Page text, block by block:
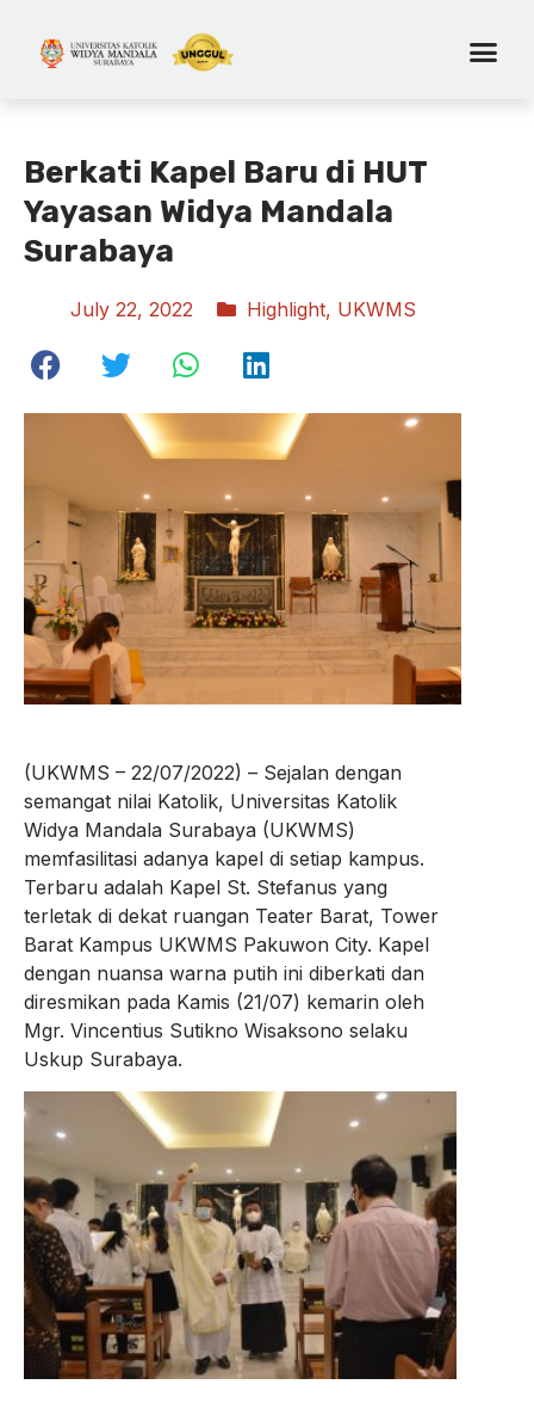
Berkati Kapel Baru di HUT
Yayasan Widya Mandala
Surabaya
July 22, 2022 Highlight, UKWMS
(UKWMS – 22/07/2022) – Sejalan dengan
semangat nilai Katolik, Universitas Katolik
Widya Mandala Surabaya (UKWMS)
memfasilitasi adanya kapel di setiap kampus.
Terbaru adalah Kapel St. Stefanus yang
terletak di dekat ruangan Teater Barat, Tower
Barat Kampus UKWMS Pakuwon City. Kapel
dengan nuansa warna putih ini diberkati dan
diresmikan pada Kamis (21/07) kemarin oleh
Mgr. Vincentius Sutikno Wisaksono selaku
Uskup Surabaya.